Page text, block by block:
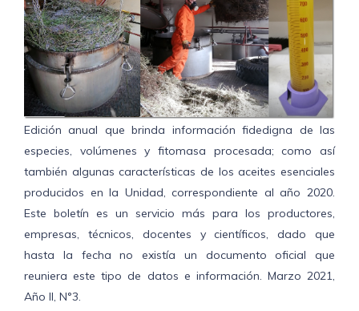
Edición anual que brinda información fidedigna de las
especies, volúmenes y fitomasa procesada; como así
también algunas características de los aceites esenciales
producidos en la Unidad, correspondiente al año 2020.
Este boletín es un servicio más para los productores,
empresas, técnicos, docentes y científicos, dado que
hasta la fecha no existía un documento oficial que
reuniera este tipo de datos e información. Marzo 2021,
Año II, N°3.